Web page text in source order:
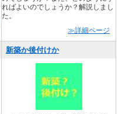
ればよいのでしょうか？解説しまし
た。
≫詳細ページ
新築か後付けか